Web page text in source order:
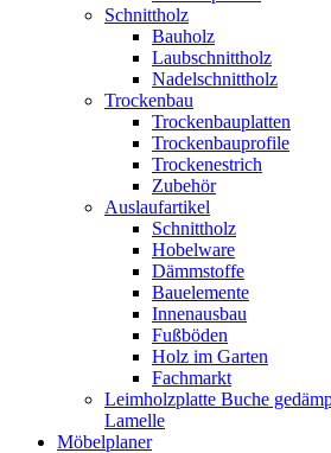
Schnittholz
Bauholz
Laubschnittholz
Nadelschnittholz
Trockenbau
Trockenbauplatten
Trockenbauprofile
Trockenestrich
Zubehör
Auslaufartikel
Schnittholz
Hobelware
Dämmstoffe
Bauelemente
Innenausbau
Fußböden
Holz im Garten
Fachmarkt
Leimholzplatte Buche
Lamelle
Möbelplaner